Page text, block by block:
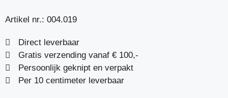
Artikel nr.: 004.019
Direct leverbaar
Gratis verzending vanaf € 100,-
Persoonlijk geknipt en verpakt
Per 10 centimeter leverbaar